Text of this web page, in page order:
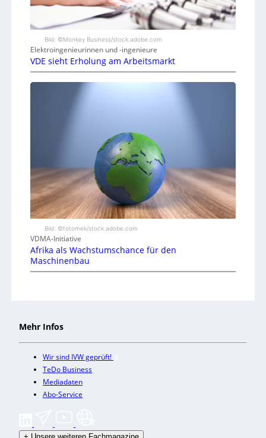
Bild: ©Monkey Business/stock.adobe.com
Elektroingenieurinnen und -ingenieure
VDE sieht Erholung am Arbeitsmarkt
Bild: ©fotomek/stock.adobe.com
VDMA-Initiative
Afrika als Wachstumschance für den
Maschinenbau
Mehr Infos
Wir sind IVW geprüft!
TeDo Business
Mediadaten
Abo-Service